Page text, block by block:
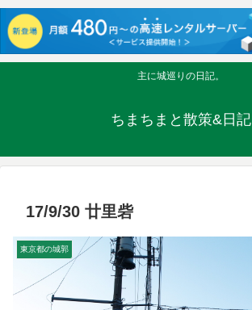
主に城巡りの日記。
ちまちまと散策&日記
17/9/30 廿里砦
東京都の城郭